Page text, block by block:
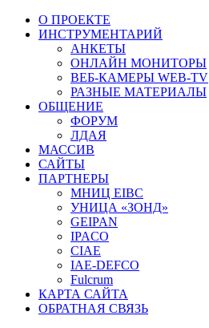
О ПРОЕКТЕ
ИНСТРУМЕНТАРИЙ
АНКЕТЫ
ОНЛАЙН МОНИТОРЫ
ВЕБ-КАМЕРЫ WEB-TV
РАЗНЫЕ МАТЕРИАЛЫ
ОБЩЕНИЕ
ФОРУМ
ЛДАЯ
МАССИВ
САЙТЫ
ПАРТНЕРЫ
МНИЦ EIBC
УНИЦА «ЗОНД»
GEIPAN
IPACO
CIAE
IAE-DEFCO
Fulcrum
КАРТА САЙТА
ОБРАТНАЯ СВЯЗЬ